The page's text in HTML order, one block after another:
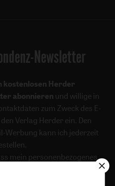
Newsletter
kostenlosen Herder
abonnieren und willige in
zum Zweck des E-
Verlag Herder ein. Den
Werbung kann ich jederzeit
mein personenbezogenes